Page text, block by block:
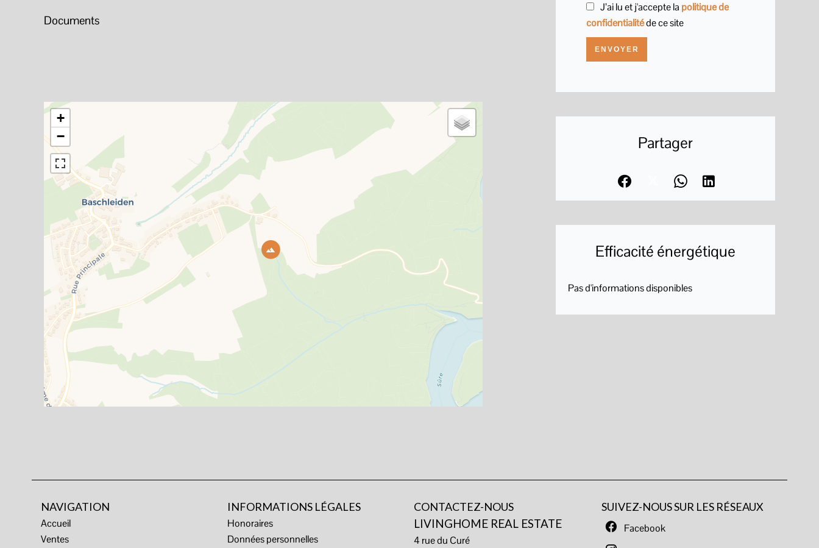
Documents
+
−
J’ai lu et j'accepte la politique de
confidentialitéde ce site
ENVOYER
Partager
Efficacité énergétique
Pas d'informations disponibles
NAVIGATION
Accueil
Ventes
INFORMATIONS LÉGALES
Honoraires
Données personnelles
CONTACTEZ-NOUS
LIVINGHOME REAL ESTATE
4 rue du Curé
SUIVEZ-NOUS SUR LES RÉSEAUX
Facebook